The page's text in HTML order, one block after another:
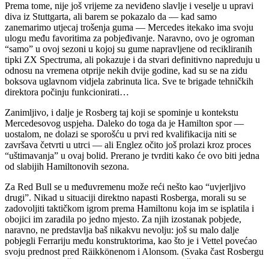
Prema tome, nije još vrijeme za neviđeno slavlje i veselje u upravi
diva iz Stuttgarta, ali barem se pokazalo da ― kad samo
zanemarimo utjecaj trošenja guma ― Mercedes itekako ima svoju
ulogu među favoritima za pobjeđivanje. Naravno, ovo je ogroman
“samo” u ovoj sezoni u kojoj su gume napravljene od recikliranih
tipki ZX Spectruma, ali pokazuje i da stvari definitivno napreduju u
odnosu na vremena otprije nekih dvije godine, kad su se na zidu
boksova uglavnom vidjela zabrinuta lica. Sve te brigade tehničkih
direktora počinju funkcionirati…
Zanimljivo, i dalje je Rosberg taj koji se spominje u kontekstu
Mercedesovog uspjeha. Daleko do toga da je Hamilton spor ―
uostalom, ne dolazi se sporošću u prvi red kvalifikacija niti se
završava četvrti u utrci ― ali Englez očito još prolazi kroz proces
“uštimavanja” u ovaj bolid. Prerano je tvrditi kako će ovo biti jedna
od slabijih Hamiltonovih sezona.
Za Red Bull se u međuvremenu može reći nešto kao “uvjerljivo
drugi”. Nikad u situaciji direktno napasti Rosberga, morali su se
zadovoljiti taktičkom igrom prema Hamiltonu koja im se isplatila i
obojici im zaradila po jedno mjesto. Za njih izostanak pobjede,
naravno, ne predstavlja baš nikakvu nevolju: još su malo dalje
pobjegli Ferrariju među konstruktorima, kao što je i Vettel povećao
svoju prednost pred Räikkönenom i Alonsom. (Svaka čast Rosbergu